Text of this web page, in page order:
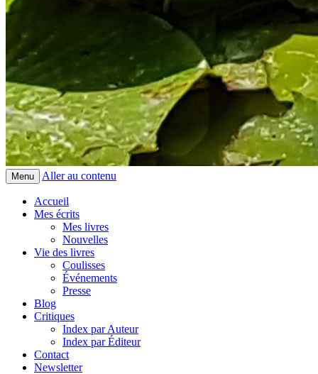
Menu Aller au contenu
Accueil
Mes écrits
Mes livres
Nouvelles
Vie des livres
Coulisses
Événements
Presse
Blog
Critiques
Index par Auteur
Index par Éditeur
Contact
Newsletter